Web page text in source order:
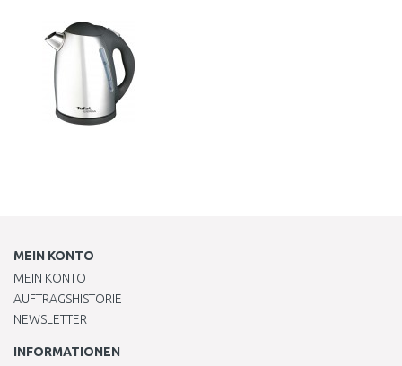
Vergleichen
MEIN KONTO
MEIN KONTO
AUFTRAGSHISTORIE
NEWSLETTER
INFORMATIONEN